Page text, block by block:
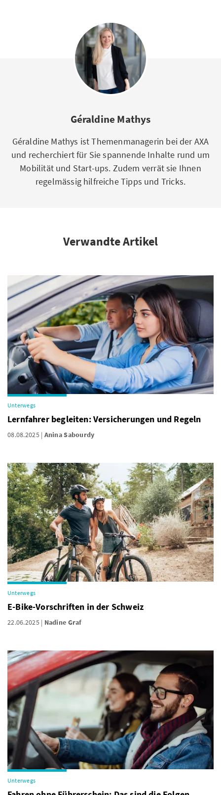
Géraldine Mathys
Géraldine Mathys ist Themenmanagerin bei der AXA
und recherchiert für Sie spannende Inhalte rund um
Mobilität und Start-ups. Zudem verrät sie Ihnen
regelmässig hilfreiche Tipps und Tricks.
Verwandte Artikel
Unterwegs
Lernfahrer begleiten: Versicherungen und Regeln
08.08.2025 Anina Sabourdy
Unterwegs
E-Bike-Vorschriften in der Schweiz
22.06.2025 Nadine Graf
Unterwegs